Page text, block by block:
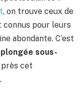
, on trouve ceux de
connus pour leurs
abondante. C’est
plongée sous-
cet